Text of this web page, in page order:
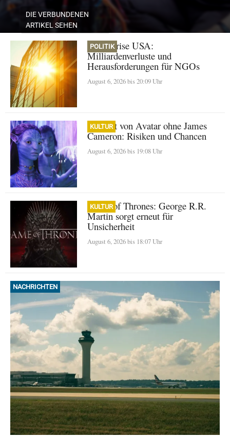
DIE VERBUNDENEN
ARTIKEL SEHEN
POLITIK
Klimakrise USA:
Milliardenverluste und
Herausforderungen für NGOs
August 6, 2026 bis 20:09 Uhr
KULTUR
Zukunft von Avatar ohne James
Cameron: Risiken und Chancen
August 6, 2026 bis 19:08 Uhr
KULTUR
Game of Thrones: George R.R.
Martin sorgt erneut für
Unsicherheit
August 6, 2026 bis 18:07 Uhr
NACHRICHTEN